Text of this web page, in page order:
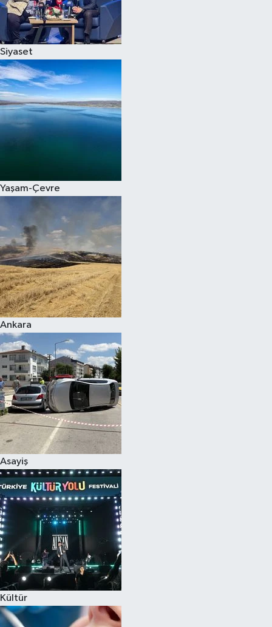
Siyaset
Yaşam-Çevre
Ankara
Asayiş
Kültür
Spor
Çocuk
Eğitim
Kim kimdir?
Kültür Sanat
Sağlık
Siyaset
Teknoloji
Televizyon
Yaşam-Çevre